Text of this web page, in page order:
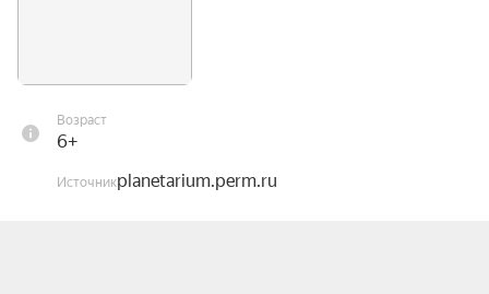
Возраст
6+
Источникplanetarium.perm.ru